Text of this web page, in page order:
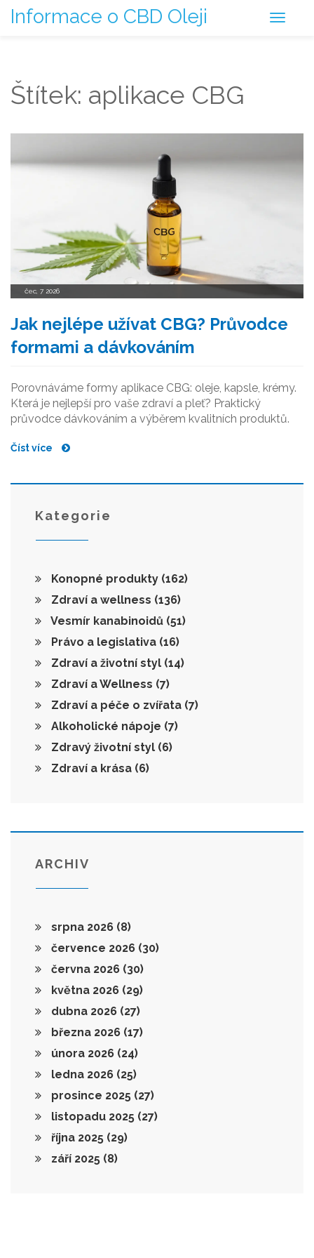
Informace o CBD Oleji
Štítek: aplikace CBG
čec, 7 2026
Jak nejlépe užívat CBG? Průvodce
formami a dávkováním
Porovnáváme formy aplikace CBG: oleje, kapsle, krémy.
Která je nejlepší pro vaše zdraví a pleť? Praktický
průvodce dávkováním a výběrem kvalitních produktů.
Číst více
Kategorie
Konopné produkty (162)
Zdraví a wellness (136)
Vesmír kanabinoidů (51)
Právo a legislativa (16)
Zdraví a životní styl (14)
Zdraví a Wellness (7)
Zdraví a péče o zvířata (7)
Alkoholické nápoje (7)
Zdravý životní styl (6)
Zdraví a krása (6)
ARCHIV
srpna 2026 (8)
července 2026 (30)
června 2026 (30)
května 2026 (29)
dubna 2026 (27)
března 2026 (17)
února 2026 (24)
ledna 2026 (25)
prosince 2025 (27)
listopadu 2025 (27)
října 2025 (29)
září 2025 (8)